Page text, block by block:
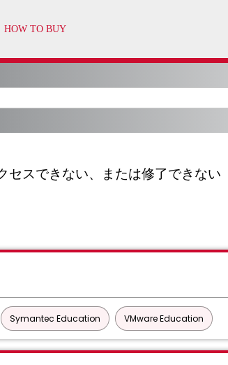
スできない、または修了できない
Symantec Education VMware Education